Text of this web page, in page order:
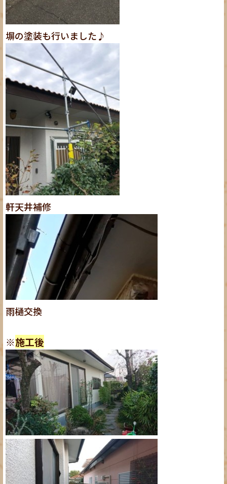
塀の塗装も行いました♪
軒天井補修
雨樋交換
※施工後